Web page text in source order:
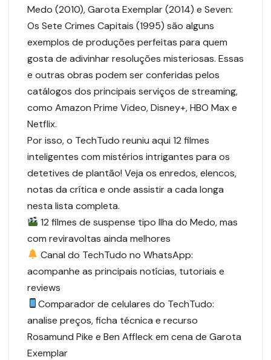
Medo (2010), Garota Exemplar (2014) e Seven:
Os Sete Crimes Capitais (1995) são alguns
exemplos de produções perfeitas para quem
gosta de adivinhar resoluções misteriosas. Essas
e outras obras podem ser conferidas pelos
catálogos dos principais serviços de streaming,
como Amazon Prime Video, Disney+, HBO Max e
Netflix.
Por isso, o TechTudo reuniu aqui 12 filmes
inteligentes com mistérios intrigantes para os
detetives de plantão! Veja os enredos, elencos,
notas da crítica e onde assistir a cada longa
nesta lista completa.
12 filmes de suspense tipo Ilha do Medo, mas
com reviravoltas ainda melhores
Canal do TechTudo no WhatsApp:
acompanhe as principais notícias, tutoriais e
reviews
Comparador de celulares do TechTudo:
analise preços, ficha técnica e recurso
Rosamund Pike e Ben Affleck em cena de Garota
Exemplar